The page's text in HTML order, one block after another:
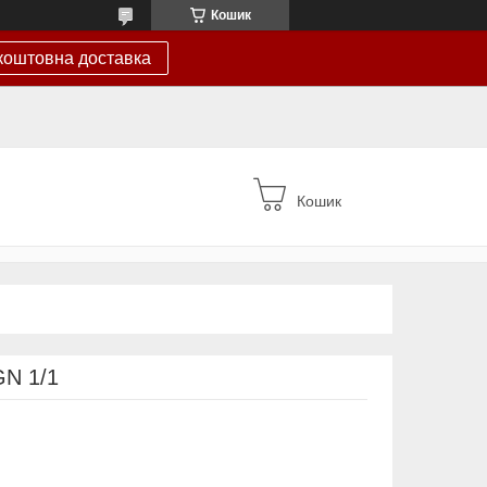
Кошик
доставка
Кошик
1/1